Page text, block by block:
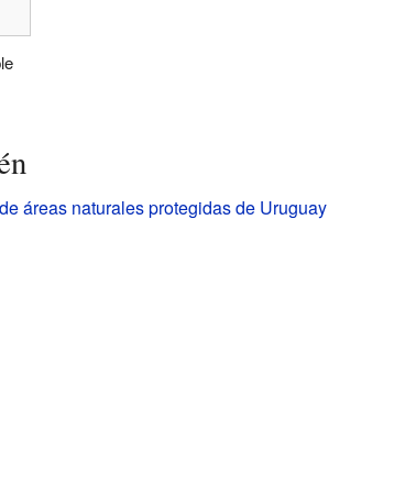
áreas naturales protegidas de Uruguay